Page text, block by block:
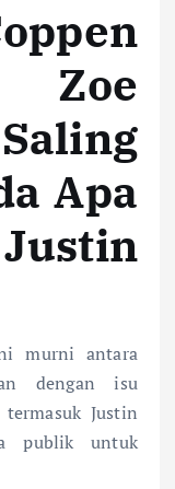
Apa
murni antara
dengan isu
Justin
publik untuk